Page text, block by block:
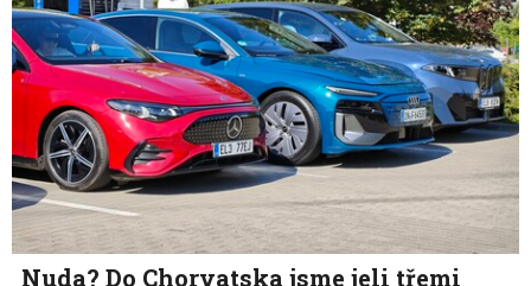
Nuda? Do Chorvatska jsme jeli třemi